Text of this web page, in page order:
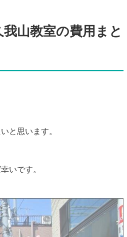
山教室の費用まと
と思います。
いです。